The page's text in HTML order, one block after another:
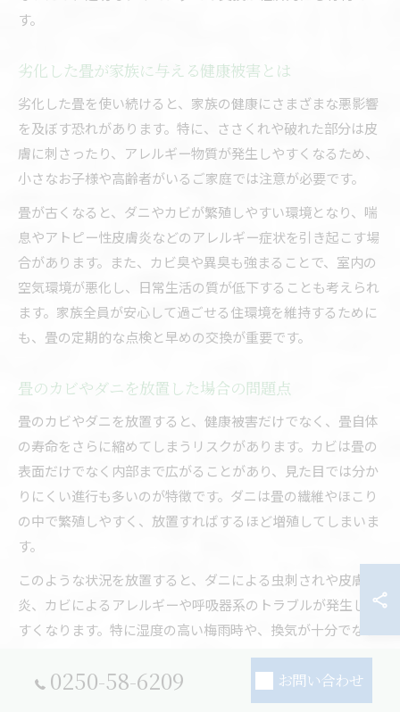
す。
劣化した畳が家族に与える健康被害とは
劣化した畳を使い続けると、家族の健康にさまざまな悪影響
を及ぼす恐れがあります。特に、ささくれや破れた部分は皮
膚に刺さったり、アレルギー物質が発生しやすくなるため、
小さなお子様や高齢者がいるご家庭では注意が必要です。
畳が古くなると、ダニやカビが繁殖しやすい環境となり、喘
息やアトピー性皮膚炎などのアレルギー症状を引き起こす場
合があります。また、カビ臭や異臭も強まることで、室内の
空気環境が悪化し、日常生活の質が低下することも考えられ
ます。家族全員が安心して過ごせる住環境を維持するために
も、畳の定期的な点検と早めの交換が重要です。
畳のカビやダニを放置した場合の問題点
畳のカビやダニを放置すると、健康被害だけでなく、畳自体
の寿命をさらに縮めてしまうリスクがあります。カビは畳の
表面だけでなく内部まで広がることがあり、見た目では分か
りにくい進行も多いのが特徴です。ダニは畳の繊維やほこり
の中で繁殖しやすく、放置すればするほど増殖してしまいま
す。
このような状況を放置すると、ダニによる虫刺されや皮膚
炎、カビによるアレルギーや呼吸器系のトラブルが発生しや
すくなります。特に湿度の高い梅雨時や、換気が十分でない
部屋ではリスクが高まります。症状が出てからでは遅いた
め、少しでも異変を感じたら専門業者に相談し、早めに畳交
0250-58-6209 お問い合わせ